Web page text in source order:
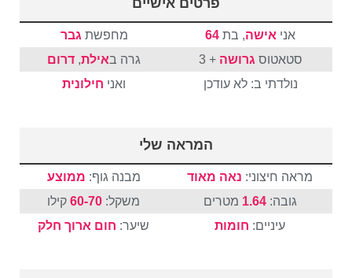
פרטים אישיים
אני אישה, בת 64 מחפשת גבר
סטאטוס גרושה + 3 גרה באילת, דרום
נולדתי ב: לא עודכן
ואני חילונית
המראה שלי
מראה חיצוני: נאה מאוד מבנה גוף: ממוצע
גובה:1.64 מטרים משקל: 60-70 קילו
עיניים: חומות שיער: חום ארוך חלק